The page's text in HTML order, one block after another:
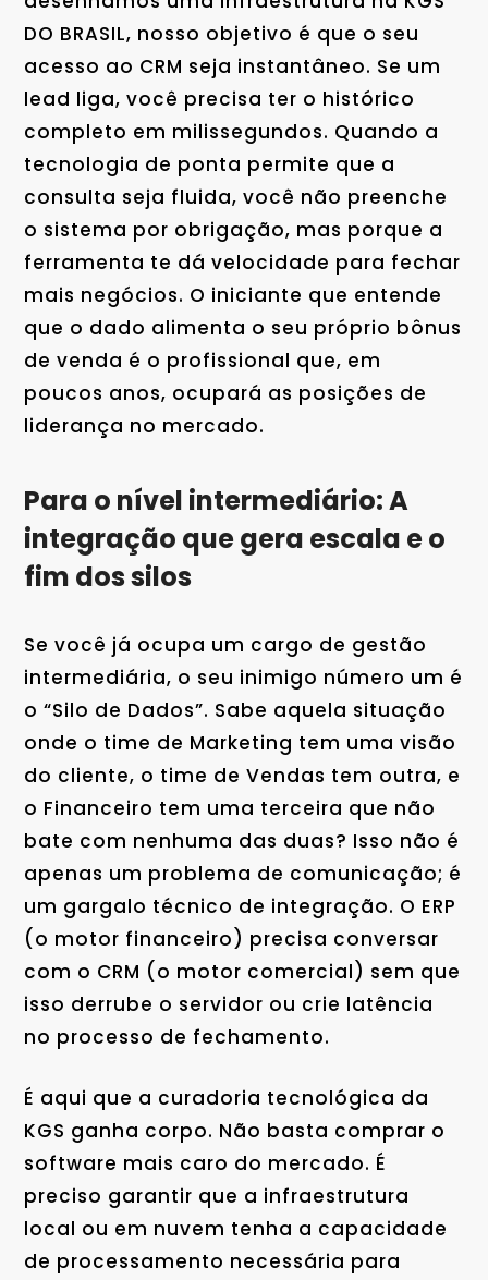
DO BRASIL, nosso objetivo é que o seu
acesso ao CRM seja instantâneo. Se um
lead liga, você precisa ter o histórico
completo em milissegundos. Quando a
tecnologia de ponta permite que a
consulta seja fluida, você não preenche
o sistema por obrigação, mas porque a
ferramenta te dá velocidade para fechar
mais negócios. O iniciante que entende
que o dado alimenta o seu próprio bônus
de venda é o profissional que, em
poucos anos, ocupará as posições de
liderança no mercado.
Para o nível intermediário: A
integração que gera escala e o
fim dos silos
Se você já ocupa um cargo de gestão
intermediária, o seu inimigo número um é
o “Silo de Dados”. Sabe aquela situação
onde o time de Marketing tem uma visão
do cliente, o time de Vendas tem outra, e
o Financeiro tem uma terceira que não
bate com nenhuma das duas? Isso não é
apenas um problema de comunicação; é
um gargalo técnico de integração. O ERP
(o motor financeiro) precisa conversar
com o CRM (o motor comercial) sem que
isso derrube o servidor ou crie latência
no processo de fechamento.
É aqui que a curadoria tecnológica da
KGS ganha corpo. Não basta comprar o
software mais caro do mercado. É
preciso garantir que a infraestrutura
local ou em nuvem tenha a capacidade
de processamento necessária para